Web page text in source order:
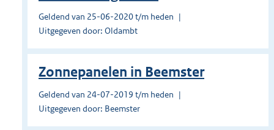
Geldend van 25-06-2020 t/m heden
Uitgegeven door: Oldambt
Zonnepanelen in Beemster
Geldend van 24-07-2019 t/m heden
Uitgegeven door: Beemster